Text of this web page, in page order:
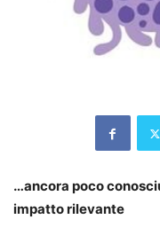
…ancora poco
impatto rilevante